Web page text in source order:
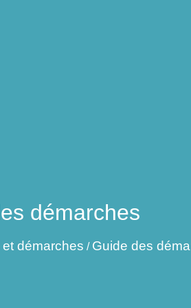
démarches
démarches / Guide des